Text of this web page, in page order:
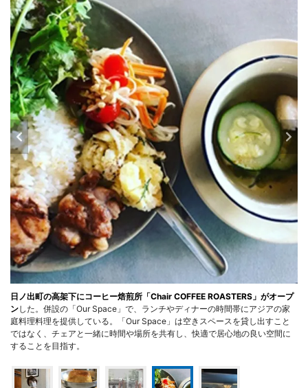
日ノ出町の高架下にコーヒー焙煎所「Chair COFFEE ROASTERS」がオープ
ンした。併設の「Our Space」で、ランチやディナーの時間帯にアジアの家
庭料理料理を提供している。「Our Space」は空きスペースを貸し出すこと
ではなく、チェアと一緒に時間や場所を共有し、快適で居心地の良い空間に
することを目指す。